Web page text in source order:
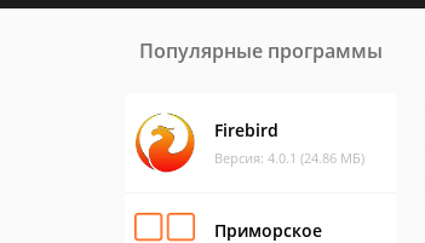
Популярные программы
Firebird
Версия: 4.0.1 (24.86 МБ)
Приморское